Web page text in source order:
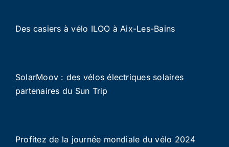
Des casiers à vélo ILOO à Aix-Les-Bains
SolarMoov : des vélos électriques solaires
partenaires du Sun Trip
Profitez de la journée mondiale du vélo 2024